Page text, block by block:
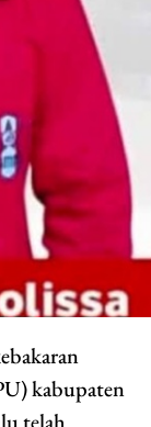
kabupaten